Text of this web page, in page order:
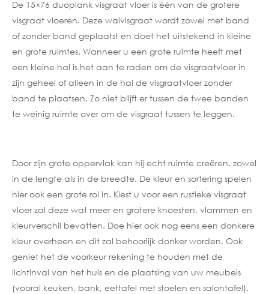
De 15×76 duoplank visgraat vloer is één van de grotere
visgraat vloeren. Deze walvisgraat wordt zowel met band
of zonder band geplaatst en doet het uitstekend in kleine
en grote ruimtes. Wanneer u een grote ruimte heeft met
een kleine hal is het aan te raden om de visgraatvloer in
zijn geheel of alleen in de hal de visgraatvloer zonder
band te plaatsen. Zo niet blijft er tussen de twee banden
te weinig ruimte over om de visgraat tussen te leggen.
Door zijn grote oppervlak kan hij echt ruimte creëren, zowel
in de lengte als in de breedte. De kleur en sortering spelen
hier ook een grote rol in. Kiest u voor een rustieke visgraat
vloer zal deze wat meer en grotere knoesten, vlammen en
kleurverschil bevatten. Doe hier ook nog eens een donkere
kleur overheen en dit zal behoorlijk donker worden. Ook
geniet het de voorkeur rekening te houden met de
lichtinval van het huis en de plaatsing van uw meubels
(vooral keuken, bank, eettafel met stoelen en salontafel).